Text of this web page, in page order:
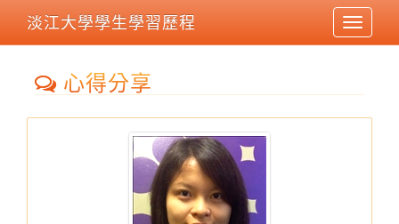
Toggle
淡江大學學生學習歷程
心得分享